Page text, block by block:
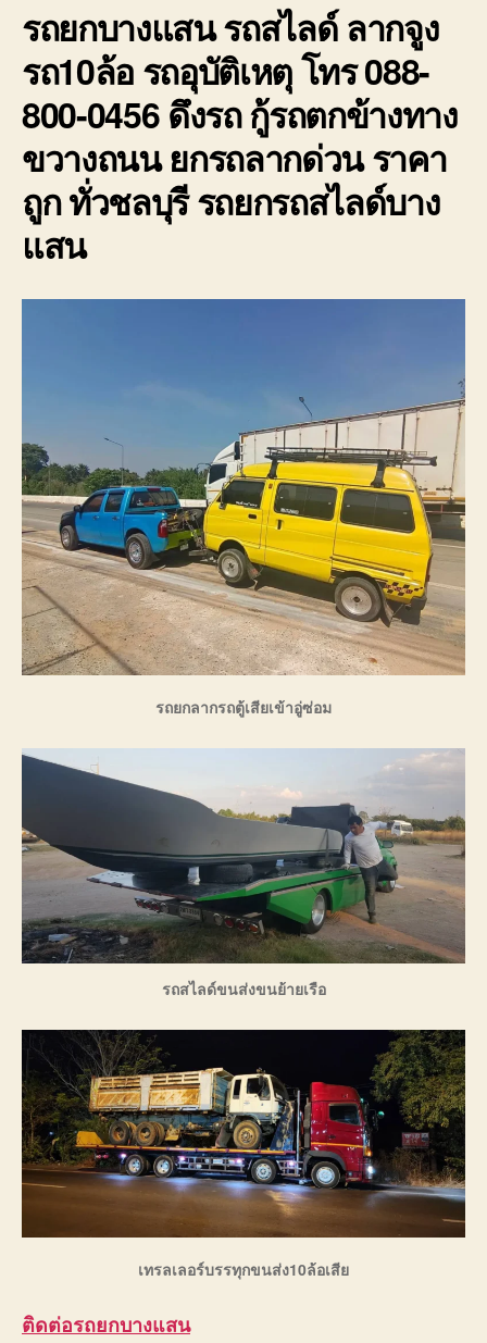
รถยกบางแสน รถสไลด์ ลากจูง
รถ10ล้อ รถอุบัติเหตุ โทร 088-
800-0456 ดึงรถ กู้รถตกข้างทาง
ขวางถนน ยกรถลากด่วน ราคา
ถูก ทั่วชลบุรี รถยกรถสไลด์บาง
แสน
รถยกลากรถตู้เสียเข้าอู่ซ่อม
รถสไลด์ขนส่งขนย้ายเรือ
เทรลเลอร์บรรทุกขนส่ง10ล้อเสีย
ติดต่อรถยกบางแสน